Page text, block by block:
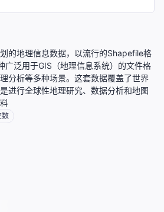
的地理信息数据，以流行的Shapefile格
广泛用于GIS（地理信息系统）的文件格
分析等多种场景。这套数据覆盖了世界
进行全球性地理研究、数据分析和地图
数